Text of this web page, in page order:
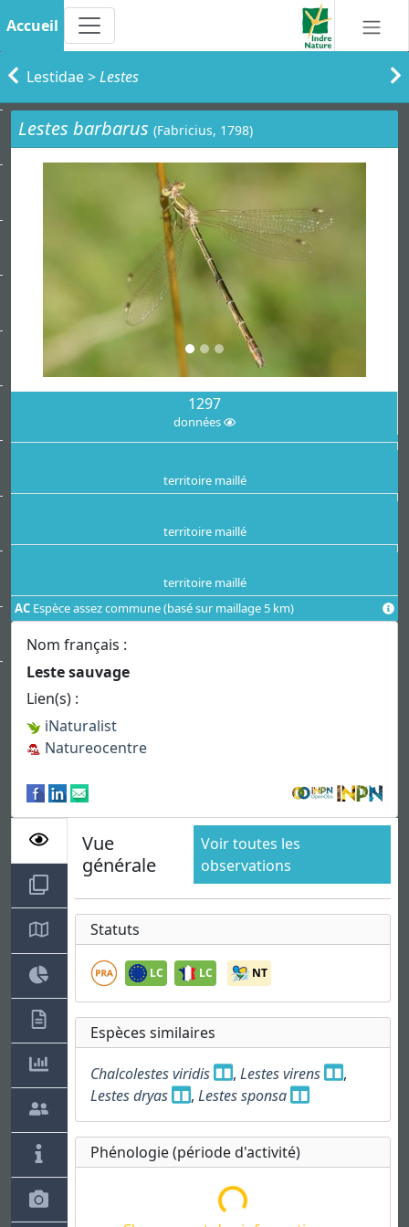
Accueil
Lestidae>Lestes
Lestes barbarus (Fabricius, 1798)
1297
données
territoire maillé
territoire maillé
territoire maillé
AC Espèce assez commune (basé sur maillage 5 km)
Nom français :
Leste sauvage
Lien(s) :
iNaturalist
Natureocentre
Vue
générale
Voir toutes les
observations
Statuts
LC LC NT
Espèces similaires
Chalcolestes viridis , Lestes virens
,
Lestes dryas
, Lestes sponsa
Phénologie (période d'activité)
Chargement des informations...